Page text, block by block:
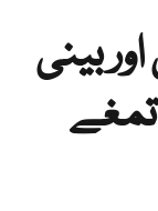
بینی